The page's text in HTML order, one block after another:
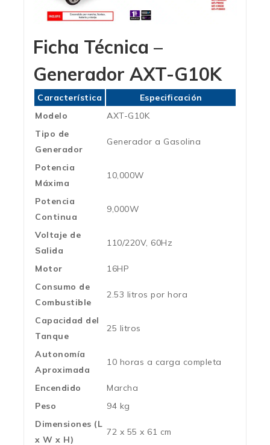
Ficha Técnica –
Generador AXT-G10K
Característica
Especificación
Modelo
AXT-G10K
Tipo de
Generador
Generador a Gasolina
Potencia
Máxima
10,000W
Potencia
Continua
9,000W
Voltaje de
Salida
110/220V, 60Hz
Motor
16HP
Consumo de
Combustible
2.53 litros por hora
Capacidad del
Tanque
25 litros
Autonomía
Aproximada
10 horas a carga completa
Encendido
Marcha
Peso
94 kg
Dimensiones (L
x W x H)
72 x 55 x 61 cm